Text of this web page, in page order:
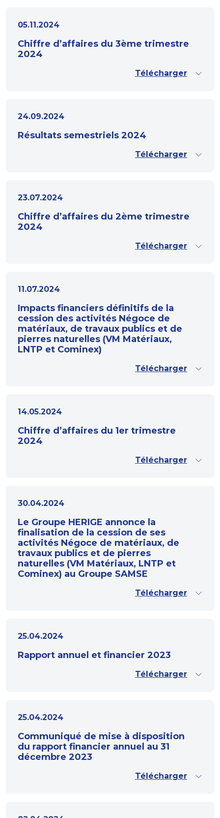
05.11.2024
Chiffre d’affaires du 3ème trimestre
2024
Télécharger
24.09.2024
Résultats semestriels 2024
Télécharger
23.07.2024
Chiffre d’affaires du 2ème trimestre
2024
Télécharger
11.07.2024
Impacts financiers définitifs de la
cession des activités Négoce de
matériaux, de travaux publics et de
pierres naturelles (VM Matériaux,
LNTP et Cominex)
Télécharger
14.05.2024
Chiffre d’affaires du 1er trimestre
2024
Télécharger
30.04.2024
Le Groupe HERIGE annonce la
finalisation de la cession de ses
activités Négoce de matériaux, de
travaux publics et de pierres
naturelles (VM Matériaux, LNTP et
Cominex) au Groupe SAMSE
Télécharger
25.04.2024
Rapport annuel et financier 2023
Télécharger
25.04.2024
Communiqué de mise à disposition
du rapport financier annuel au 31
décembre 2023
Télécharger